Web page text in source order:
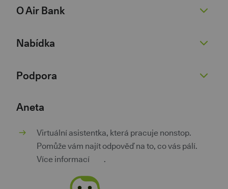
O Air Bank
O nás
Dokumenty
Kontakty
Nabídka
Půjčky
Hypotéky
Investice a spoření
Výhody za věrnost
Podpora
Nenaleťte podvodníkům
Poradna
Pokračovat v žádosti
Bezpečnost a soukromí
Aneta
Virtuální asistentka, která pracuje nonstop.
Pomůže vám najít odpověď na to, co vás pálí.
Více informací
.